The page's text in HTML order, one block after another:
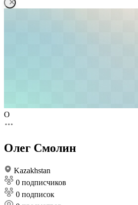
О
Олег Смолин
Kazakhstan
0 подписчиков
0 подписок